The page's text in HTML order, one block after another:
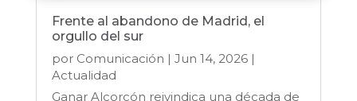
Frente al abandono de Madrid, el
orgullo del sur
por Comunicación | Jun 14, 2026|
Actualidad
Ganar Alcorcón reivindica una década de